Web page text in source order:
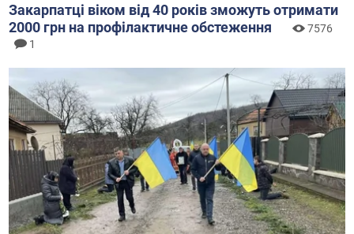
Закарпатці віком від 40 років зможуть отримати
2000 грн на профілактичне обстеження
7576
1